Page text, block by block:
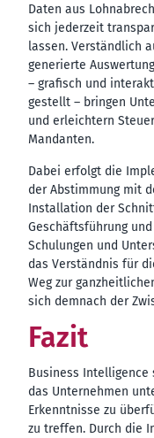
Daten aus
sich jederzeit
lassen. Verständlich
generierte
– grafisch und
gestellt – bringen
und erleichtern
Mandanten.
Dabei erfolgt die
der Abstimmung mit
Installation der
Geschäftsführung
Schulungen und
das Verständnis für
Weg zur
sich demnach der
Fazit
Business Intelligence
das Unternehmen
Erkenntnisse zu
zu treffen. Durch die